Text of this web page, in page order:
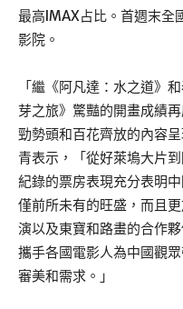
最高IMAX占比。首週末全
影院。
「繼《阿凡達：水之道》
芽之旅》驚豔的開畫成績
勁勢頭和百花齊放的內容
青表示，「從好萊塢大片
紀錄的票房表現充分表明
僅前所未有的旺盛，而且
演以及東寶和路畫的合作
攜手各國電影人為中國觀
審美和需求。」